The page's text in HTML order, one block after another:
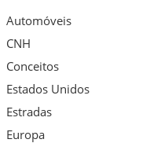
Automóveis
CNH
Conceitos
Estados Unidos
Estradas
Europa